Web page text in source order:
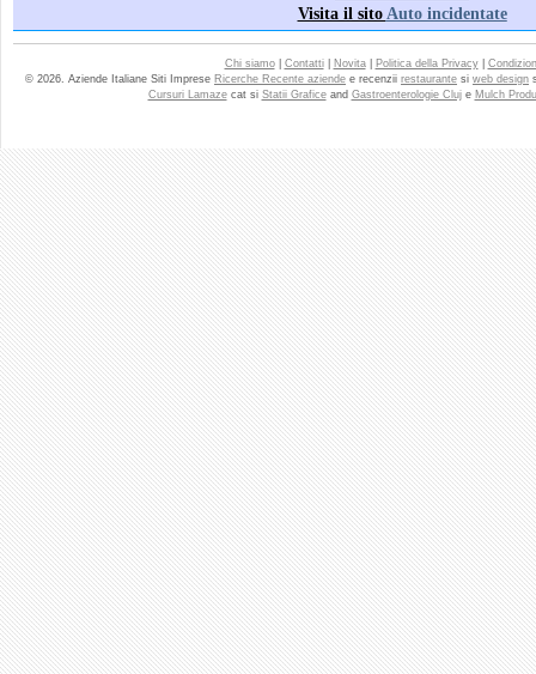
Visita il sito Auto incidentate
Chi siamo| Contatti| Novita| Politica della Privacy|
© 2026. Aziende Italiane Siti Imprese Ricerche Recente aziende e recenzii restaurante si web design
Cursuri Lamazecat si Statii Graficeand Gastroenterologie Cluje Mulch